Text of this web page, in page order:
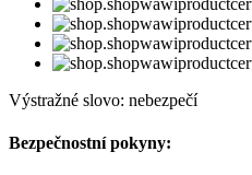
Výstražné slovo: nebezpečí
Bezpečnostní pokyny: